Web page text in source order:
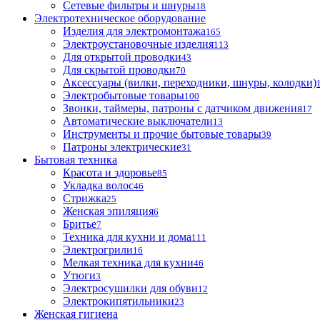
Сетевые фильтры и шнуры18
Электротехническое оборудование
Изделия для электромонтажа165
Электроустановочные изделия113
Для открытой проводки43
Для скрытой проводки70
Аксессуары (вилки, переходники, шнуры, колодки)
Электробытовые товары100
Звонки, таймеры, патроны с датчиком движения17
Автоматические выключатели13
Инструменты и прочие бытовые товары39
Патроны электрические31
Бытовая техника
Красота и здоровье85
Укладка волос46
Стрижка25
Женская эпиляция6
Бритье7
Техника для кухни и дома111
Электрогрили16
Мелкая техника для кухни46
Утюги3
Электросушилки для обуви12
Электрокипятильники23
Женская гигиена